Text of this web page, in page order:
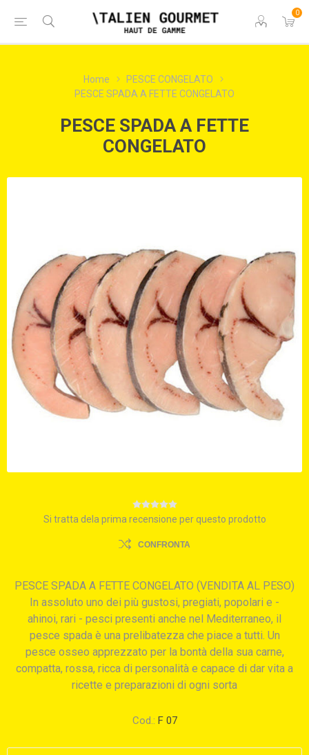
0
Home
PESCE CONGELATO
PESCE SPADA A FETTE CONGELATO
PESCE SPADA A FETTE
CONGELATO
Si tratta dela prima recensione per questo prodotto
CONFRONTA
PESCE SPADA A FETTE CONGELATO (VENDITA AL PESO)
In assoluto uno dei più gustosi, pregiati, popolari e -
ahinoi, rari - pesci presenti anche nel Mediterraneo, il
pesce spada è una prelibatezza che piace a tutti. Un
pesce osseo apprezzato per la bontà della sua carne,
compatta, rossa, ricca di personalità e capace di dar vita a
ricette e preparazioni di ogni sorta
Cod.: F 07